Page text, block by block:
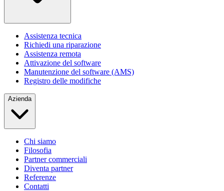
Assistenza tecnica
Richiedi una riparazione
Assistenza remota
Attivazione del software
Manutenzione del software (AMS)
Registro delle modifiche
Azienda
Chi siamo
Filosofia
Partner commerciali
Diventa partner
Referenze
Contatti